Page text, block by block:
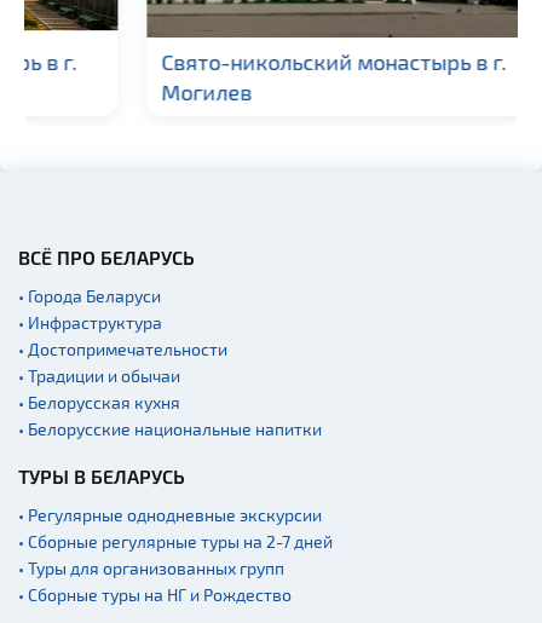
Гражданская
архитектура
Церкви
Военная история
Мастер-классы
Квесты
Новости
Спортинг-клубы и тиры
Ратуши
Родовые усадьбы
Садово-парковая
Памятники
Памятники известным
Свято-никольский монастырь в г.
ВСЁ ПРО БЕЛАРУСЬ
• Города Беларуси
• Инфраструктура
• Достопримечательности
• Традиции и обычаи
• Белорусская кухня
• Белорусские национальные напитки
ТУРЫ В БЕЛАРУСЬ
• Регулярные однодневные экскурсии
• Сборные регулярные туры на 2-7 дней
• Туры для организованных групп
• Сборные туры на НГ и Рождество